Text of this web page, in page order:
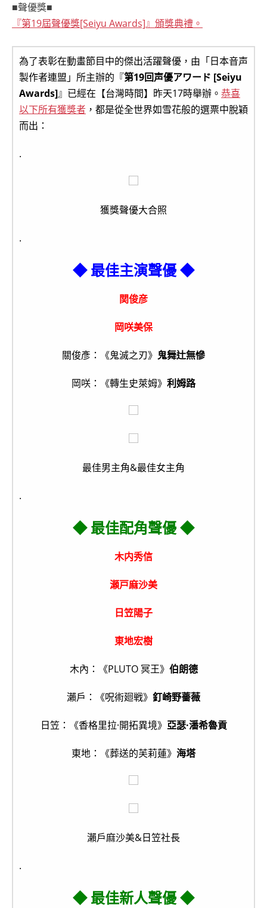
■聲優獎■
『第19屆聲優獎[Seiyu Awards]』頒獎典禮。
為了表彰在動畫節目中的傑出活躍聲優，由「日本音声
製作者連盟」所主辦的『第19回声優アワード [Seiyu
Awards]』已經在【台灣時間】昨天17時舉辦。 恭喜
以下所有獲獎者 ，都是從全世界如雪花般的選票中脫穎
而出：
.
獲獎聲優大合照
.
◆ 最佳主演聲優 ◆
関俊彦
岡咲美保
關俊彥：《鬼滅之刃》 鬼舞辻無慘
岡咲：《轉生史萊姆》 利姆路
最佳男主角&最佳女主角
.
◆ 最佳配角聲優 ◆
木内秀信
瀬戸麻沙美
日笠陽子
東地宏樹
木內：《PLUTO 冥王》 伯朗德
瀨戶：《呪術廻戦》 釘崎野薔薇
日笠：《香格里拉·開拓異境》 亞瑟·潘希魯貢
東地：《葬送的芙莉蓮》 海塔
瀨戶麻沙美&日笠社長
.
◆ 最佳新人聲優 ◆